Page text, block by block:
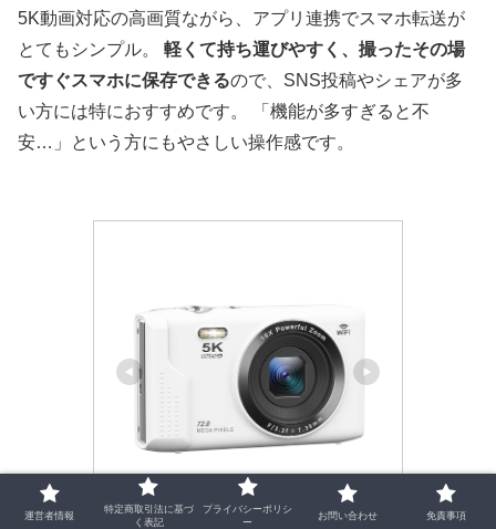
5K動画対応の高画質ながら、アプリ連携でスマホ転送が
とてもシンプル。 軽くて持ち運びやすく、撮ったその場
ですぐスマホに保存できるので、SNS投稿やシェアが多
い方には特におすすめです。 「機能が多すぎると不
安…」という方にもやさしい操作感です。
AiMike
運営者情報
特定商取引法に基づ
く表記
プライバシーポリシ
ー
お問い合わせ 免責事項